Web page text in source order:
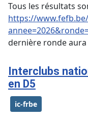
Tous les résultats
https://
dernière ronde aura
Interclubs
en D5
ic-frbe